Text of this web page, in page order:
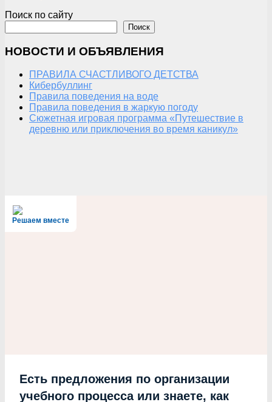
Поиск по сайту
Поиск
НОВОСТИ И ОБЪЯВЛЕНИЯ
ПРАВИЛА СЧАСТЛИВОГО ДЕТСТВА
Кибербуллинг
Правила поведения на воде
Правила поведения в жаркую погоду
Сюжетная игровая программа «Путешествие в
деревню или приключения во время каникул»
Решаем вместе
Есть предложения по организации
учебного процесса или знаете, как